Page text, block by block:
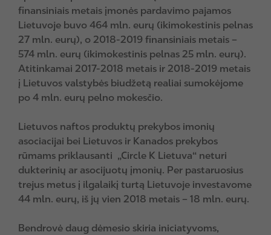
finansiniais metais įmonės pardavimo pajamos
Lietuvoje buvo 464 mln. eurų (ikimokestinis pelnas
27 mln. eurų), o 2018-2019 finansiniais metais –
574 mln. eurų (ikimokestinis pelnas 25 mln. eurų).
Atitinkamai 2017-2018 metais ir 2018-2019 metais
į Lietuvos valstybės biudžetą realiai sumokėjome
po 4 mln. eurų pelno mokesčio.
Lietuvos naftos produktų prekybos imonių
asociacijai bei Lietuvos ir Kanados prekybos
rūmams priklausanti „Circle K Lietuva“ neturi
dukterinių ar asocijuotų įmonių. Per pastaruosius
trejus metus į ilgalaikį turtą Lietuvoje investavome
44 mln. eurų, iš jų vien 2018 metais – 18 mln. eurų.
Bendrovė daug dėmesio skiria iniciatyvoms,